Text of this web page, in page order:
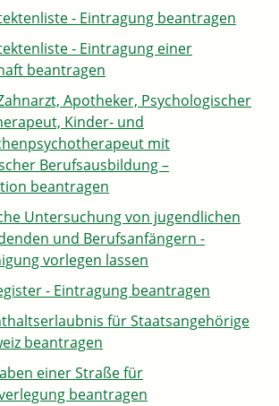
- Eintragung beantragen
- Eintragung einer
beantragen
Apotheker, Psychologischer
Kinder- und
mit
Berufsausbildung –
beantragen
Untersuchung von jugendlichen
und Berufsanfängern -
vorlegen lassen
- Eintragung beantragen
für Staatsangehörige
beantragen
einer Straße für
beantragen